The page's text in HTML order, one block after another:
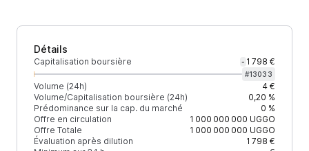
Détails
Capitalisation boursière - 1 798 €
#13033
Volume (24h)
4 €
Volume/Capitalisation boursière (24h)
0,20 %
Prédominance sur la cap. du marché
0 %
Offre en circulation
1 000 000 000 UGGO
Offre Totale
1 000 000 000 UGGO
Évaluation après dilution
1 798 €